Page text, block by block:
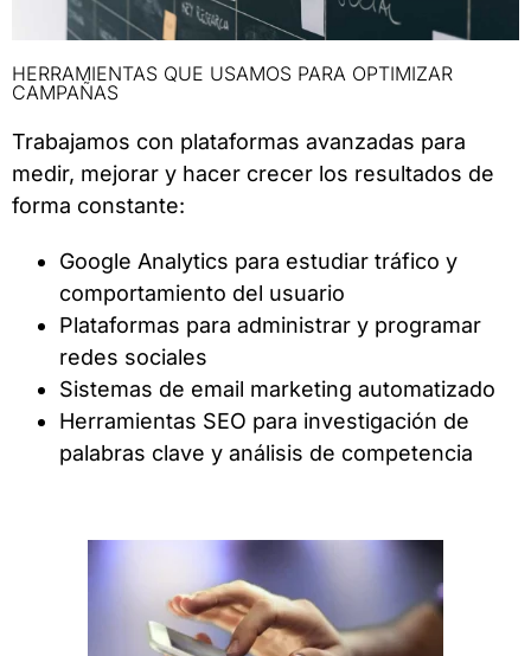
HERRAMIENTAS QUE USAMOS PARA OPTIMIZAR
CAMPAÑAS
Trabajamos con plataformas avanzadas para
medir, mejorar y hacer crecer los resultados de
forma constante:
Google Analytics para estudiar tráfico y
comportamiento del usuario
Plataformas para administrar y programar
redes sociales
Sistemas de email marketing automatizado
Herramientas SEO para investigación de
palabras clave y análisis de competencia